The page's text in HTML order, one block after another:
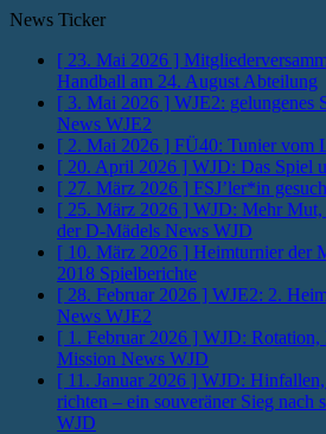
News Ticker
[ 23. Mai 2026 ]
Handball am 24. August Abteilung
[ 3. Mai 2026 ] WJE2: gelungenes
News WJE2
[ 2. Mai 2026 ] FÜ40: Tunier vom
[ 20. April 2026 ] WJD: Das Spiel
[ 27. März 2026 ] FSJ’ler*in
[ 25. März 2026 ] WJD: Mehr Mut,
der D-Mädels News WJD
[ 10. März 2026 ] Heimturnier der
2018 Spielberichte
[ 28. Februar 2026 ] WJE2: 2.
News WJE2
[ 1. Februar 2026 ] WJD: Rotation,
Mission News WJD
[ 11. Januar 2026 ] WJD:
richten – ein souveräner Sieg nach
WJD